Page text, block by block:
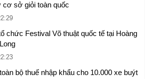
cơ sở giỏi toàn quốc
chức Festival Võ thuật quốc tế tại Hoàng
bộ thuế nhập khẩu cho 10.000 xe buýt